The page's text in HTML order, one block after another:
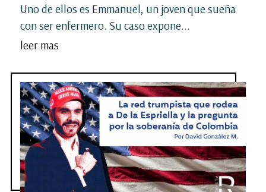
Uno de ellos es Emmanuel, un joven que sueña
con ser enfermero. Su caso expone...
leer mas